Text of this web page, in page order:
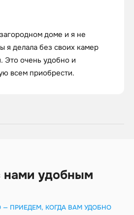
доме и я не
я делала без своих камер
Это очень удобно и
всем приобрести.
нами удобным
ПРИЕДЕМ, КОГДА ВАМ УДОБНО